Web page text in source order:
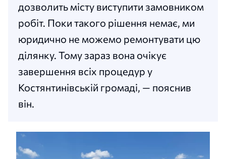
дозволить місту виступити замовником
робіт. Поки такого рішення немає, ми
юридично не можемо ремонтувати цю
ділянку. Тому зараз вона очікує
завершення всіх процедур у
Костянтинівській громаді, — пояснив
він.